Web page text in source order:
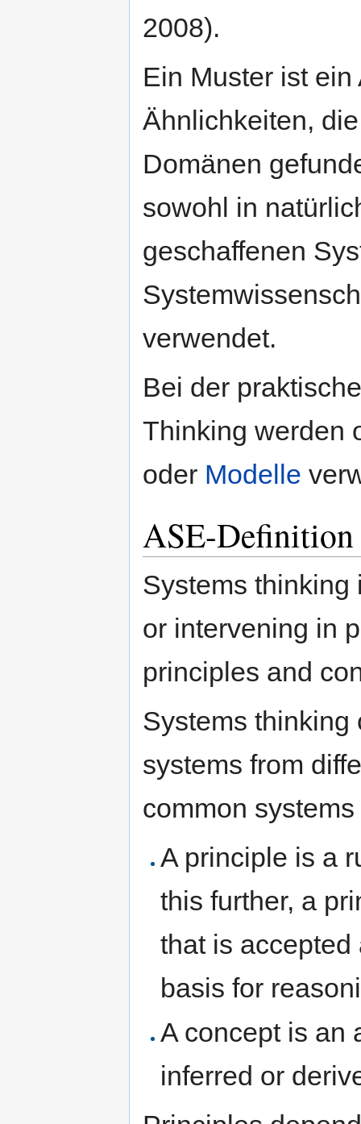
2008).
Ein Muster ist
Ähnlichkeiten,
Domänen
sowohl in
geschaffenen
verwendet.
Bei der
Thinking werden
oder Modelle
ASE-
Systems thinking
or intervening in
principles and
Systems thinking
systems from
common
A principle is a
this further, a
that is
basis for
A concept is an
inferred or